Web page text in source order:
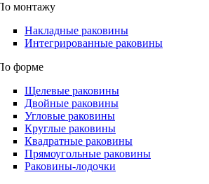
монтажу
Накладные раковины
Интегрированные раковины
форме
Щелевые раковины
Двойные раковины
Угловые раковины
Круглые раковины
Квадратные раковины
Прямоугольные раковины
Раковины-лодочки